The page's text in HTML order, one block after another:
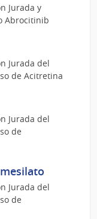
Jurada y
Abrocitinib
Jurada del
de Acitretina
Jurada del
de
Jurada del
de